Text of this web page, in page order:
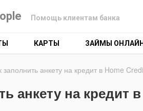
Помощь клиентам банка
КАРТЫ ЗАЙМЫ ОНЛАЙН
заполнить анкету на кредит в Home
анкету на кредит